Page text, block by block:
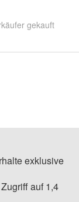
gekauft
exklusive
auf 1,4